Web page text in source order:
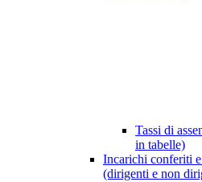
Tassi di
in tabelle)
Incarichi conferiti
(dirigenti e non